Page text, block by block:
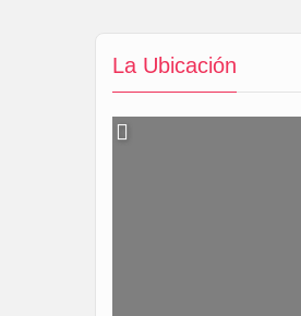
La Ubicación